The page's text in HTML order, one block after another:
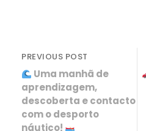
PREVIOUS POST
Uma manhã de
aprendizagem,
descoberta e contacto
com o desporto
náutico!